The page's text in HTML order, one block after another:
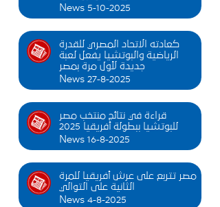
News 5-10-2025
كعادته الاتحاد المصري للقدرة
الرياضية والبوتشيا يفعل لعبة
جديدة لأول مرة بمصر
News 27-8-2025
قراءة في نتائج منتخب مصر
للبوتشيا ببطولة أفريقيا 2025
News 16-8-2025
مصر تتربع على عرش أفريقيا للمرة
الثانية على التوالي
News 4-8-2025